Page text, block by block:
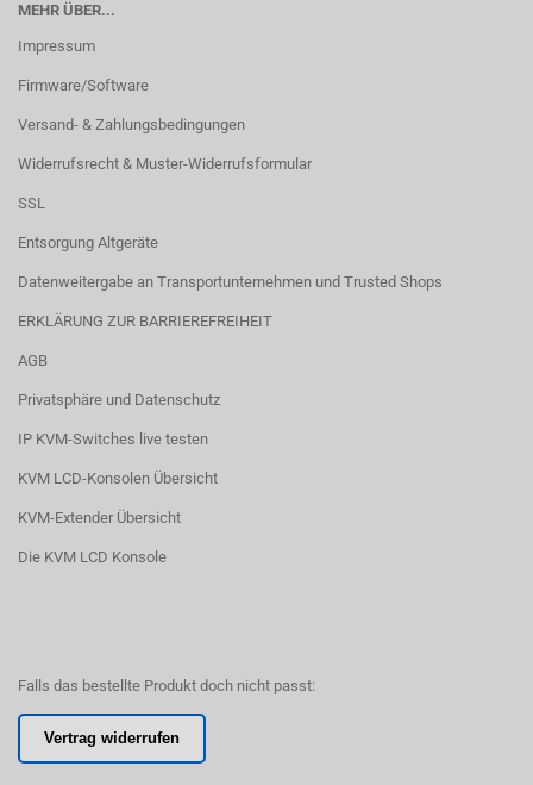
MEHR ÜBER...
Impressum
Firmware/Software
Versand- & Zahlungsbedingungen
Widerrufsrecht & Muster-Widerrufsformular
SSL
Entsorgung Altgeräte
Datenweitergabe an Transportunternehmen und Trusted Shops
ERKLÄRUNG ZUR BARRIEREFREIHEIT
AGB
Privatsphäre und Datenschutz
IP KVM-Switches live testen
KVM LCD-Konsolen Übersicht
KVM-Extender Übersicht
Die KVM LCD Konsole
Falls das bestellte Produkt doch nicht passt:
Vertrag widerrufen